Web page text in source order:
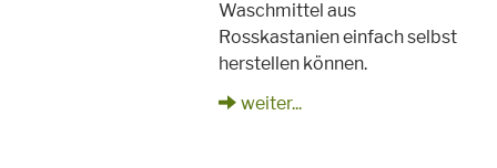
Waschmittel aus
Rosskastanien einfach selbst
herstellen können.
weiter...